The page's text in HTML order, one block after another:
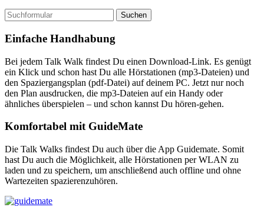
Suchen
nach:
Einfache Handhabung
Bei jedem Talk Walk findest Du einen Download-Link. Es genügt
ein Klick und schon hast Du alle Hörstationen (mp3-Dateien) und
den Spaziergangsplan (pdf-Datei) auf deinem PC. Jetzt nur noch
den Plan ausdrucken, die mp3-Dateien auf ein Handy oder
ähnliches überspielen – und schon kannst Du hören-gehen.
Komfortabel mit GuideMate
Die Talk Walks findest Du auch über die App Guidemate. Somit
hast Du auch die Möglichkeit, alle Hörstationen per WLAN zu
laden und zu speichern, um anschließend auch offline und ohne
Wartezeiten spazierenzuhören.